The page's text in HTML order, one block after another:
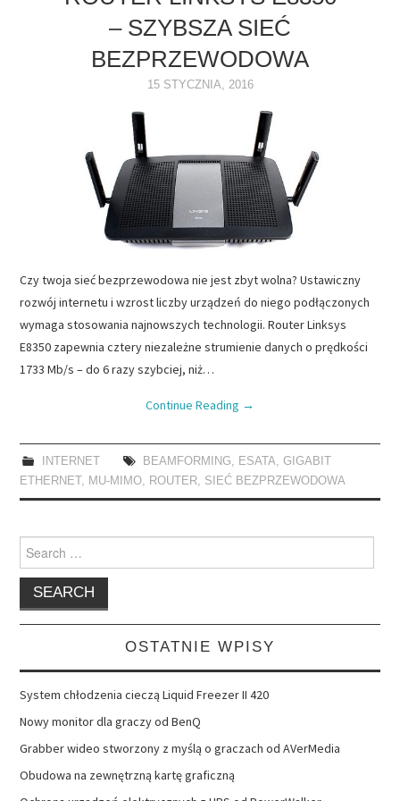
OPROGRAMOWANIE
– SZYBSZA SIEĆ
BEZPRZEWODOWA
15 STYCZNIA, 2016
Czy twoja sieć bezprzewodowa nie jest zbyt wolna? Ustawiczny
rozwój internetu i wzrost liczby urządzeń do niego podłączonych
wymaga stosowania najnowszych technologii. Router Linksys
E8350 zapewnia cztery niezależne strumienie danych o prędkości
1733 Mb/s – do 6 razy szybciej, niż…
Continue Reading →
INTERNET BEAMFORMING, ESATA, GIGABIT
ETHERNET , MU-MIMO, ROUTER, SIEĆ BEZPRZEWODOWA
Search
for:
OSTATNIE WPISY
System chłodzenia cieczą Liquid Freezer II 420
Nowy monitor dla graczy od BenQ
Grabber wideo stworzony z myślą o graczach od AVerMedia
Obudowa na zewnętrzną kartę graficzną